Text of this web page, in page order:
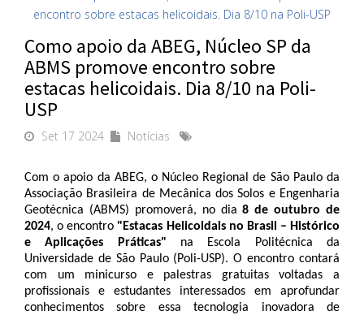
Como apoio da ABEG, Núcleo SP da
ABMS promove encontro sobre
estacas helicoidais. Dia 8/10 na Poli-
USP
Set 17 2024 Notícias
Com o apoio da ABEG, o Núcleo Regional de São Paulo da
Associação Brasileira de Mecânica dos Solos e Engenharia
Geotécnica (ABMS) promoverá, no dia 8 de outubro de
2024, o encontro "Estacas Helicoidais no Brasil – Histórico
e Aplicações Práticas" na Escola Politécnica da
Universidade de São Paulo (Poli-USP). O encontro contará
com um minicurso e palestras gratuitas voltadas a
profissionais e estudantes interessados em aprofundar
conhecimentos sobre essa tecnologia inovadora de